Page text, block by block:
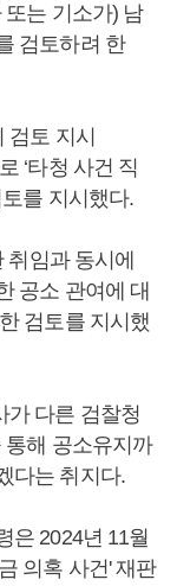
는 기소가) 남
검토하려 한
토 지시
‘타청 사건 직
를 지시했다.
임과 동시에
공소 관여에 대
검토를 지시했
가 다른 검찰청
통해 공소유지까
다는 취지다.
은 2024년 11월
의혹 사건' 재판